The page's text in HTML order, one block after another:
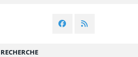
RECHERCHE